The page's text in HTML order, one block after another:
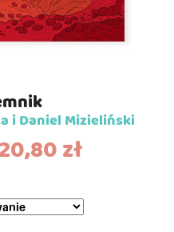
i Daniel Mizieliński
20,80zł